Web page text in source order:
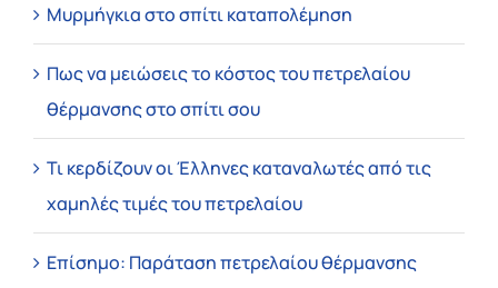
Μυρμήγκια στο σπίτι καταπολέμηση
Πως να μειώσεις το κόστος του πετρελαίου
θέρμανσης στο σπίτι σου
Τι κερδίζουν οι Έλληνες καταναλωτές από τις
χαμηλές τιμές του πετρελαίου
Επίσημο: Παράταση πετρελαίου θέρμανσης